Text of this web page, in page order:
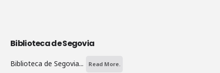
Biblioteca de Segovia
Biblioteca de Segovia... Read More.